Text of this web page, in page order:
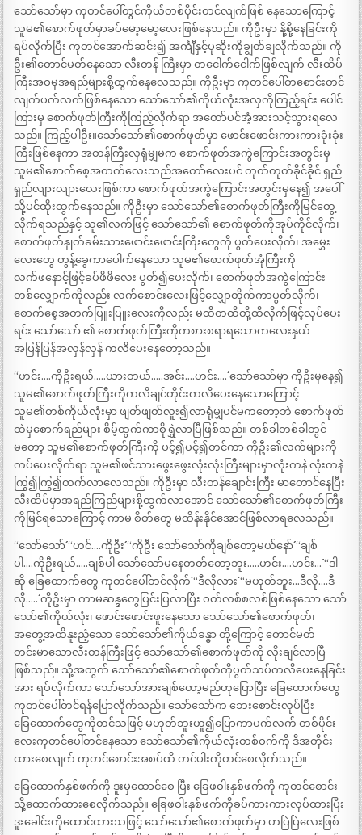
သော်သော်မှာ ကုတင်ပေါ်တွင်ကိုယ်တစ်ပိုင်းတင်လျက်ဖြစ် နေသောကြောင့်
သူမ၏စောက်ဖုတ်မှာခပ်မော့မော့လေးဖြစ်နေသည်။ ကိုဦးမှာ နို့စို့နေခြင်းကို
ရပ်လိုက်ပြီး ကုတင်အောက်ဆင်း၍ အင်္ကျီနှင့်ပုဆိုးကိုချွတ်ချလိုက်သည်။ ကို
ဦး၏တောင်မတ်နေသော လီးတန် ကြီးမှာ တငေါက်ငေါက်ဖြစ်လျက် လီးထိပ်
ကြီးအဝမှအရည်များစို့ထွက်နေလေသည်။ ကိုဦးမှာ ကုတင်ပေါ်တစောင်းတင်
လျက်ပက်လက်ဖြစ်နေသော သော်သော်၏ကိုယ်လုံးအလှကိုကြည့်ရင်း ပေါင်
ကြားမှ စောက်ဖုတ်ကြီးကိုကြည့်လိုက်ရာ အတော်ပင်အံ့အားသင့်သွားရလေ
သည်။ ကြည့်ပါဦး။သော်သော်၏စောက်ဖုတ်မှာ ဖောင်းဖောင်းကားကားခုံးခုံး
ကြီးဖြစ်နေကာ အတန်ကြီးလှရုံမျှမက စောက်ဖုတ်အကွဲကြောင်းအတွင်းမှ
သူမ၏စောက်စေ့အတက်လေးသည်အတော်လေးပင် တုတ်တုတ်ခိုင်ခိုင် ရှည်
ရှည်လျားလျားလေးဖြစ်ကာ စောက်ဖုတ်အကွဲကြောင်းအတွင်းမှနေ၍ အပေါ်
သို့ပင်ထိုးထွက်နေသည်။ ကိုဦးမှာ သော်သော်၏စောက်ဖုတ်ကြီးကိုမြင်တွေ့
လိုက်ရသည်နှင့် သူ၏လက်ဖြင့် သော်သော်၏ စောက်ဖုတ်ကိုအုပ်ကိုင်လိုက်၊
စောက်ဖုတ်နှုတ်ခမ်းသားဖောင်းဖောင်းကြီးတွေကို ပွတ်ပေးလိုက်၊ အမွှေး
လေးတွေ တွန့်ခွေကာပေါက်နေသော သူမ၏စောက်ဖုတ်အုံကြီးကို
လက်ဖနောင့်ဖြင့်ခပ်ဖိဖိလေး ပွတ်၍ပေးလိုက်၊ စောက်ဖုတ်အကွဲကြောင်း
တစ်လျှောက်ကိုလည်း လက်စောင်းလေးဖြင့်လျှောတိုက်ကာပွတ်လိုက်၊
စောက်စေ့အတက်ပြူးပြူးလေးကိုလည်း မထိတထိတို့ထိလိုက်ဖြင့်လုပ်ပေး
ရင်း သော်သော် ၏ စောက်ဖုတ်ကြီးကိုကစားစရာရသောကလေးနှယ်
အပြန်ပြန်အလှန်လှန် ကလိပေးနေတော့သည်။
“ဟင်း….ကိုဦးရယ်…..ယားတယ်…..အင်း….ဟင်း….´´ သော်သော်မှာ ကိုဦးမှနေ၍
သူမ၏စောက်ဖုတ်ကြီးကိုကလိချင်တိုင်းကလိပေးနေသောကြောင့်
သူမ၏တစ်ကိုယ်လုံးမှာ ဖျတ်ဖျတ်လူး၍လာရုံမျှပင်မကတော့ဘဲ စောက်ဖုတ်
ထဲမှစောက်ရည်များ စိမ့်ထွက်ကာစိုရွှဲလာပြီဖြစ်သည်။ တစ်ခါတစ်ခါတွင်
မတော့ သူမ၏စောက်ဖုတ်ကြီးကို ပင့်၍ပင့်၍တင်ကာ ကိုဦး၏လက်များကို
ကပ်ပေးလိုက်ရာ သူမ၏ဖင်သားဖွေးဖွေးလုံးလုံးကြီးများမှာလုံးကနဲ လုံးကနဲ
ကြွ၍ကြွ၍တက်လာလေသည်။ ကိုဦးမှာ လီးတန်ချောင်းကြီး မာတောင်နေပြီး
လီးထိပ်မှာအရည်ကြည်များစို့ထွက်လာအောင် သော်သော်၏စောက်ဖုတ်ကြီး
ကိုမြင်ရသောကြောင့် ကာမ စိတ်တွေ မထိန်းနိုင်အောင်ဖြစ်လာရလေသည်။
“သော်သော်´´ “ဟင်….ကိုဦး´´ “ကိုဦး သော်သော်ကိုချစ်တော့မယ်နော်´´ “ချစ်
ပါ….ကိုဦးရယ်…..ချစ်ပါ သော်သော်မနေတတ်တော့ဘူး…..ဟင်း….ဟင်း…´´ “ဒါ
ဆို ခြေထောက်တွေ ကုတင်ပေါ်တင်လိုက်´´ “ဒီလိုလား´´ “မဟုတ်ဘူး…ဒီလို….ဒီ
လို…..´´ ကိုဦးမှာ ကာမဆန္ဒတွေပြင်းပြလာပြီး ဝတ်လစ်စလစ်ဖြစ်နေသော သော်
သော်၏ကိုယ်လုံး၊ ဖောင်းဖောင်းဖူးနေသော သော်သော်၏စောက်ဖုတ်၊
အတွေ့အထိနူးညံ့သော သော်သော်၏ကိုယ်ခန္ဓာ တို့ကြောင့် တောင်မတ်
တင်းမာသောလီးတန်ကြီးဖြင့် သော်သော်၏စောက်ဖုတ်ကို လိုးချင်လာပြီ
ဖြစ်သည်။ သို့အတွက် သော်သော်၏စောက်ဖုတ်ကိုပွတ်သပ်ကလိပေးနေခြင်း
အား ရပ်လိုက်ကာ သော်သော်အားချစ်တော့မည်ဟုပြောပြီး ခြေထောက်တွေ
ကုတင်ပေါ်တင်ရန်ပြောလိုက်သည်။ သော်သော်က ဘေးစောင်းလုပ်ပြီး
ခြေထောက်တွေကိုတင်သဖြင့် မဟုတ်ဘူးဟူ၍ပြောကာပက်လက် တစ်ပိုင်း
လေးကုတင်ပေါ်တင်နေသော သော်သော်၏ကိုယ်လုံးတစ်ဝက်ကို ဒီအတိုင်း
ထားစေလျက် ကုတင်စောင်းအစပ်ထိ တင်ပါးကိုတင်စေလိုက်သည်။
ခြေထောက်နှစ်ဖက်ကို ဒူးမှထောင်စေ ပြီး ခြေဖဝါးနှစ်ဖက်ကို ကုတင်စောင်း
သို့ထောက်ထားစေလိုက်သည်။ ခြေဖဝါးနှစ်ဖက်ကိုခပ်ကားကားလုပ်ထားပြီး
ဒူးခေါင်းကိုထောင်ထားသဖြင့် သော်သော်၏စောက်ဖုတ်မှာ ဟပြဲပြဲလေးဖြစ်